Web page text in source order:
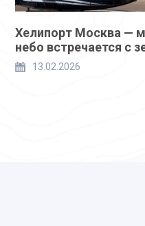
Хелипорт Москва —
небо встречается с
13.02.2026